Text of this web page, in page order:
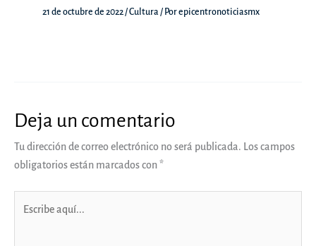
21 de octubre de 2022/Cultura / Porepicentronoticiasmx
Deja un comentario
Tu dirección de correo electrónico no será publicada. Los campos
obligatorios están marcados con*